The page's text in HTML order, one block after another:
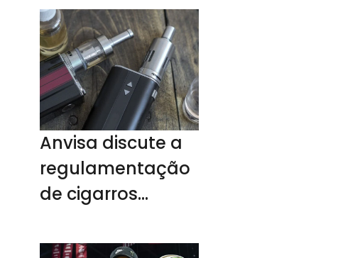
Anvisa discute a
regulamentação
de cigarros